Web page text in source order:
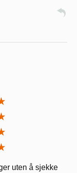
uten å sjekke